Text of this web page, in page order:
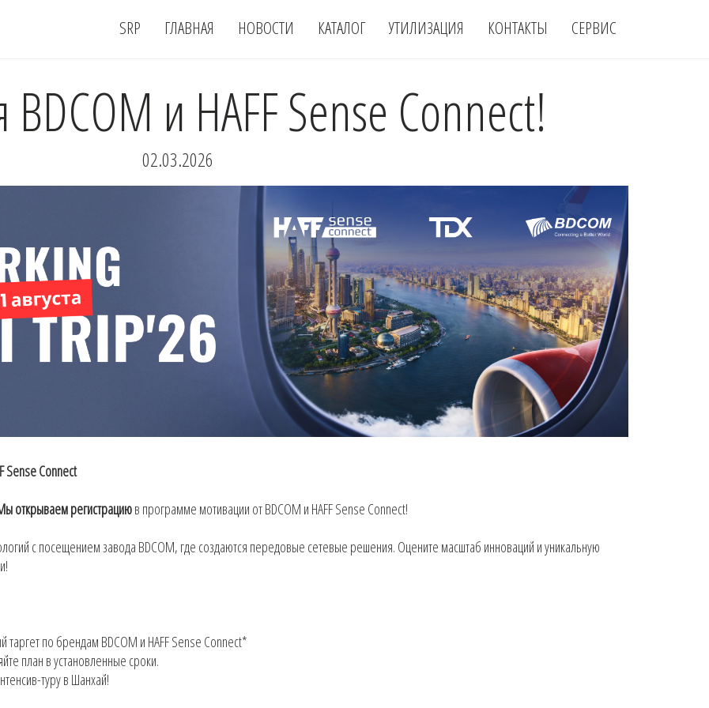
SRP ГЛАВНАЯ НОВОСТИ КАТАЛОГ УТИЛИЗАЦИЯ КОНТАКТЫ СЕРВИС
и HAFF Sense Connect!
02.03.2026
Sense Connect
открываем регистрациюв программе мотивации от BDCOM и HAFF Sense Connect!
с посещением завода BDCOM, где создаются передовые сетевые решения. Оцените масштаб инноваций и уникальную
таргет по брендам BDCOM и HAFF Sense Connect*
план в установленные сроки.
туру в Шанхай!